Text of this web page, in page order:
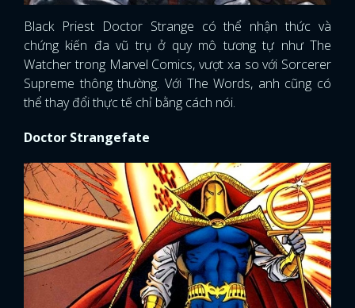
Black Priest Doctor Strange có thể nhận thức và
chứng kiến ​​đa vũ trụ ở quy mô tương tự như The
Watcher trong Marvel Comics, vượt xa so với Sorcerer
Supreme thông thường. Với The Words, anh cũng có
thể thay đổi thực tế chỉ bằng cách nói.
Doctor Strangefate